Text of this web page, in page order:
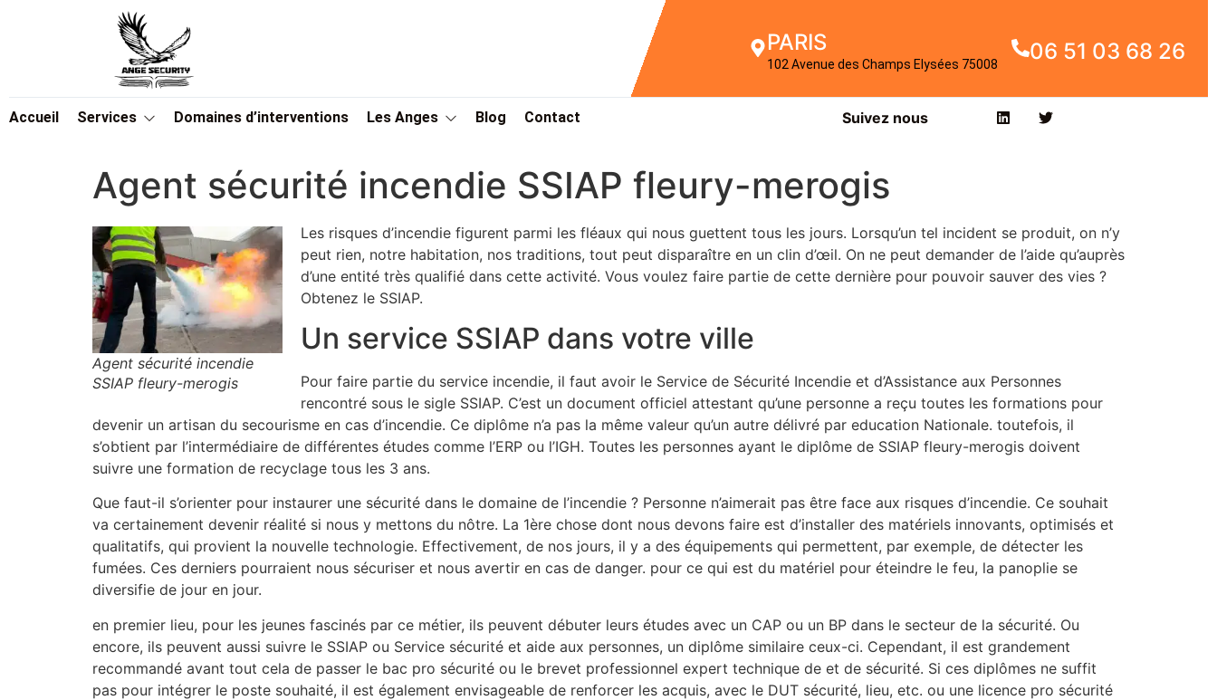
PARIS
102 Avenue des Champs Elysées 75008 06 51 03 68 26
Accueil Services Domaines d’interventions Les Anges Blog Contact Suivez nous
Agent sécurité incendie SSIAP fleury-merogis
Agent sécurité incendie
SSIAP fleury-merogis
Les risques d’incendie figurent parmi les fléaux qui nous guettent tous les jours. Lorsqu’un tel incident se produit, on n’y
peut rien, notre habitation, nos traditions, tout peut disparaître en un clin d’œil. On ne peut demander de l’aide qu’auprès
d’une entité très qualifié dans cette activité. Vous voulez faire partie de cette dernière pour pouvoir sauver des vies ?
Obtenez le SSIAP.
Un service SSIAP dans votre ville
Pour faire partie du service incendie, il faut avoir le Service de Sécurité Incendie et d’Assistance aux Personnes
rencontré sous le sigle SSIAP. C’est un document officiel attestant qu’une personne a reçu toutes les formations pour
devenir un artisan du secourisme en cas d’incendie. Ce diplôme n’a pas la même valeur qu’un autre délivré par education Nationale. toutefois, il
s’obtient par l’intermédiaire de différentes études comme l’ERP ou l’IGH. Toutes les personnes ayant le diplôme de SSIAP fleury-merogis doivent
suivre une formation de recyclage tous les 3 ans.
Que faut-il s’orienter pour instaurer une sécurité dans le domaine de l’incendie ? Personne n’aimerait pas être face aux risques d’incendie. Ce souhait
va certainement devenir réalité si nous y mettons du nôtre. La 1ère chose dont nous devons faire est d’installer des matériels innovants, optimisés et
qualitatifs, qui provient la nouvelle technologie. Effectivement, de nos jours, il y a des équipements qui permettent, par exemple, de détecter les
fumées. Ces derniers pourraient nous sécuriser et nous avertir en cas de danger. pour ce qui est du matériel pour éteindre le feu, la panoplie se
diversifie de jour en jour.
en premier lieu, pour les jeunes fascinés par ce métier, ils peuvent débuter leurs études avec un CAP ou un BP dans le secteur de la sécurité. Ou
encore, ils peuvent aussi suivre le SSIAP ou Service sécurité et aide aux personnes, un diplôme similaire ceux-ci. Cependant, il est grandement
recommandé avant tout cela de passer le bac pro sécurité ou le brevet professionnel expert technique de et de sécurité. Si ces diplômes ne suffit
pas pour intégrer le poste souhaité, il est également envisageable de renforcer les acquis, avec le DUT sécurité, lieu, etc. ou une licence pro sécurité